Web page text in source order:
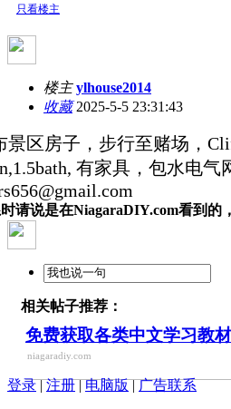
只看楼主
楼主 ylhouse2014
收藏2025-5-5 23:31:43
景区房子，步行至赌场，
有家具，包水电气
请说是在NiagaraDIY.com看到的
相关帖子推荐：
免费获取各类中文学习教
niagaradiy.com
登录|注册|电脑版|广告联系